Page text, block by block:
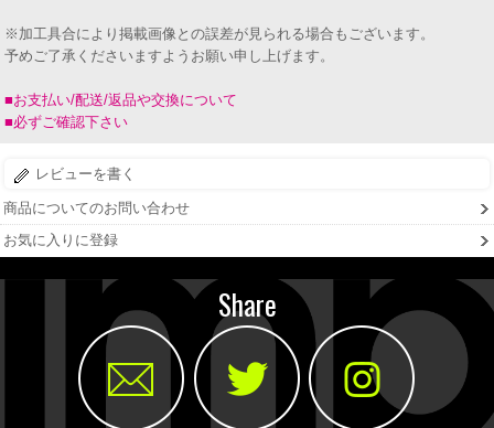
※加工具合により掲載画像との誤差が見られる場合もございます。
予めご了承くださいますようお願い申し上げます。
■お支払い/配送/返品や交換について
■必ずご確認下さい
レビューを書く
商品についてのお問い合わせ
お気に入りに登録
Share